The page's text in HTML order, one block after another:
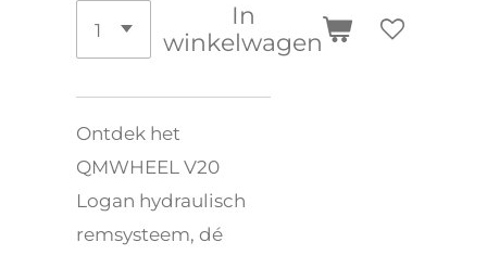
In
winkelwagen
Ontdek het
QMWHEEL V20
Logan hydraulisch
remsysteem, dé